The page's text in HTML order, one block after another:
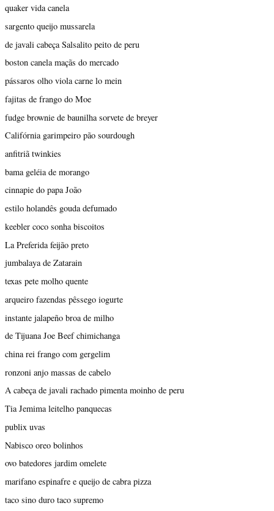
quaker vida canela
sargento queijo mussarela
de javali cabeça Salsalito peito de peru
boston canela maçãs do mercado
pássaros olho viola carne lo mein
fajitas de frango do Moe
fudge brownie de baunilha sorvete de breyer
Califórnia garimpeiro pão sourdough
anfitriã twinkies
bama geléia de morango
cinnapie do papa João
estilo holandês gouda defumado
keebler coco sonha biscoitos
La Preferida feijão preto
jumbalaya de Zatarain
texas pete molho quente
arqueiro fazendas pêssego iogurte
instante jalapeño broa de milho
de Tijuana Joe Beef chimichanga
china rei frango com gergelim
ronzoni anjo massas de cabelo
A cabeça de javali rachado pimenta moinho de peru
Tia Jemima leitelho panquecas
publix uvas
Nabisco oreo bolinhos
ovo batedores jardim omelete
marifano espinafre e queijo de cabra pizza
taco sino duro taco supremo